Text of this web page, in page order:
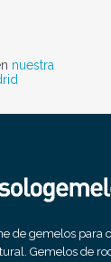
nuestra
de gemelos para
Gemelos de